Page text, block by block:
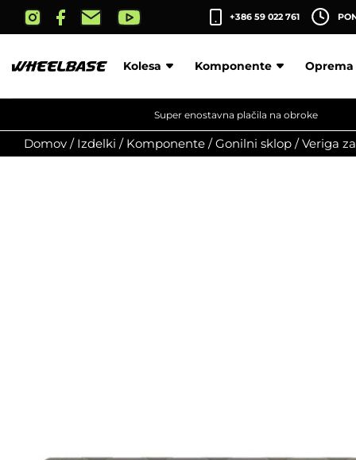
content
+386 59 022 761
Kolesa Komponente Oprema
Super enostavna plačila na obroke
Domov / Izdelki / Komponente /Gonilni sklop /Veriga